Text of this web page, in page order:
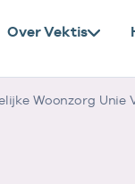
Over Vektis
Woonzorg Unie